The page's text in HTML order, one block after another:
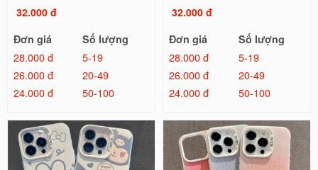
32.000 đ
Đơn giá
Số lượng
28.000 đ
5-19
26.000 đ
20-49
24.000 đ
50-100
32.000 đ
Đơn giá
Số lượng
28.000 đ
5-19
26.000 đ
20-49
24.000 đ
50-100